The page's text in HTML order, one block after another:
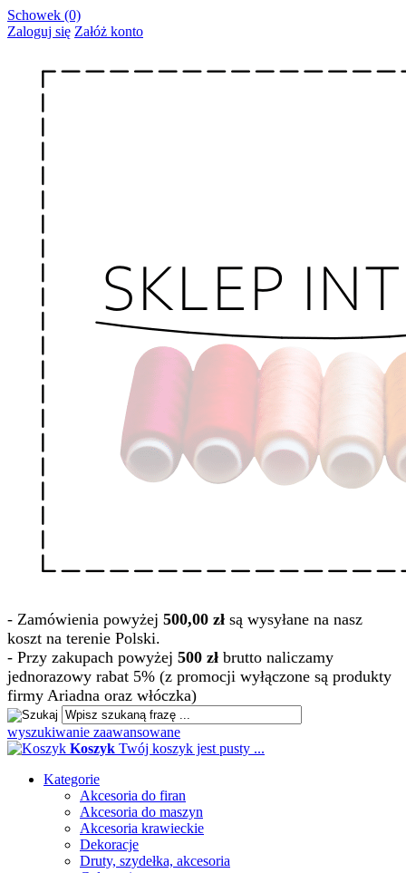
Schowek (0)
Zaloguj się Załóż konto
- Zamówienia powyżej 500,00 zł są wysyłane na nasz
koszt na terenie Polski.
- Przy zakupach powyżej 500 zł brutto naliczamy
jednorazowy rabat 5% (z promocji wyłączone są produkty
firmy Ariadna oraz włóczka)
wyszukiwanie zaawansowane
Koszyk Twój koszyk jest pusty ...
Kategorie
Akcesoria do firan
Akcesoria do maszyn
Akcesoria krawieckie
Dekoracje
Druty, szydełka, akcesoria